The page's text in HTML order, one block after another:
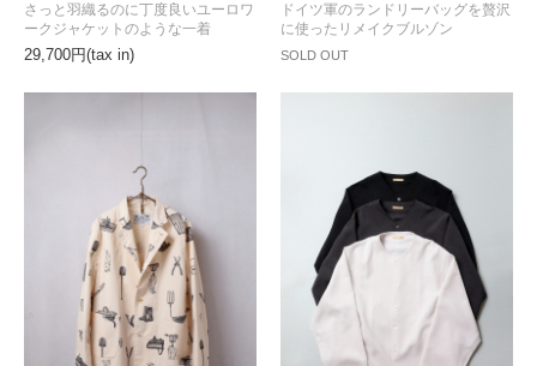
29,700円(tax in)
さっと羽織るのに丁度良いユーロワ
ークジャケットのような一着
SOLD OUT
ドイツ軍のランドリーバッグを贅沢
に使ったリメイクブルゾン